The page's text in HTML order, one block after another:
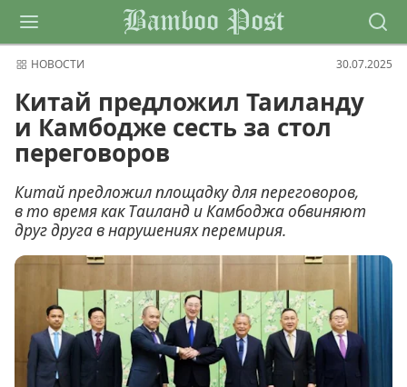
Bamboo Post
НОВОСТИ 30.07.2025
Китай предложил Таиланду
и Камбодже сесть за стол
переговоров
Китай предложил площадку для переговоров,
в то время как Таиланд и Камбоджа обвиняют
друг друга в нарушениях перемирия.